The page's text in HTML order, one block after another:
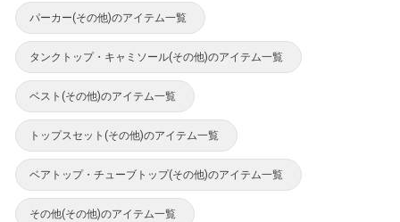
パーカー(その他)のアイテム一覧
タンクトップ・キャミソール(その他)のアイテム一覧
ベスト(その他)のアイテム一覧
トップスセット(その他)のアイテム一覧
ベアトップ・チューブトップ(その他)のアイテム一覧
その他(その他)のアイテム一覧